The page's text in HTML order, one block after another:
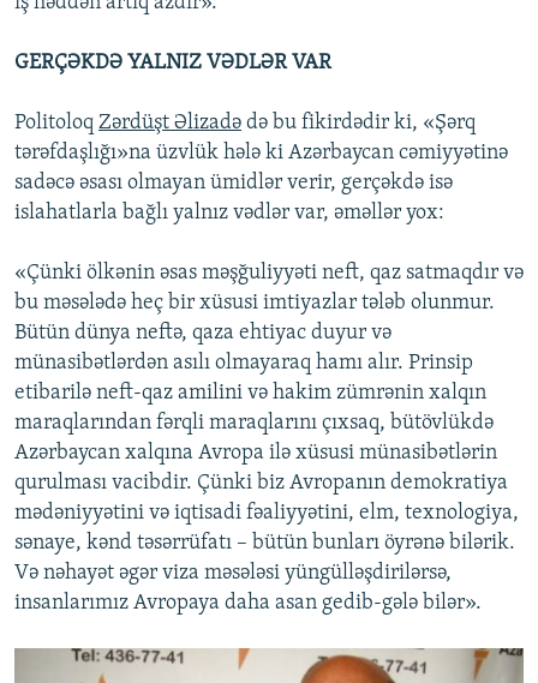
GERÇƏKDƏ YALNIZ VƏDLƏR VAR
Politoloq Zərdüşt Əlizadə də bu fikirdədir ki, «Şərq
tərəfdaşlığı»na üzvlük hələ ki Azərbaycan cəmiyyətinə
sadəcə əsası olmayan ümidlər verir, gerçəkdə isə
islahatlarla bağlı yalnız vədlər var, əməllər yox:
«Çünki ölkənin əsas məşğuliyyəti neft, qaz satmaqdır və
bu məsələdə heç bir xüsusi imtiyazlar tələb olunmur.
Bütün dünya neftə, qaza ehtiyac duyur və
münasibətlərdən asılı olmayaraq hamı alır. Prinsip
etibarilə neft-qaz amilini və hakim zümrənin xalqın
maraqlarından fərqli maraqlarını çıxsaq, bütövlükdə
Azərbaycan xalqına Avropa ilə xüsusi münasibətlərin
qurulması vacibdir. Çünki biz Avropanın demokratiya
mədəniyyətini və iqtisadi fəaliyyətini, elm, texnologiya,
sənaye, kənd təsərrüfatı – bütün bunları öyrənə bilərik.
Və nəhayət əgər viza məsələsi yüngülləşdirilərsə,
insanlarımız Avropaya daha asan gedib-gələ bilər».